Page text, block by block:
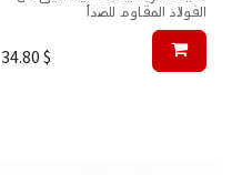
الفولاذ المقاوم للصدأ
$
34.80